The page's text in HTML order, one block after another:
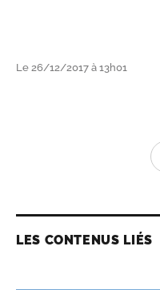
Le 26/12/2017 à 13h01
LES CONTENUS LIÉS